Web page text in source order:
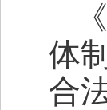
体
合